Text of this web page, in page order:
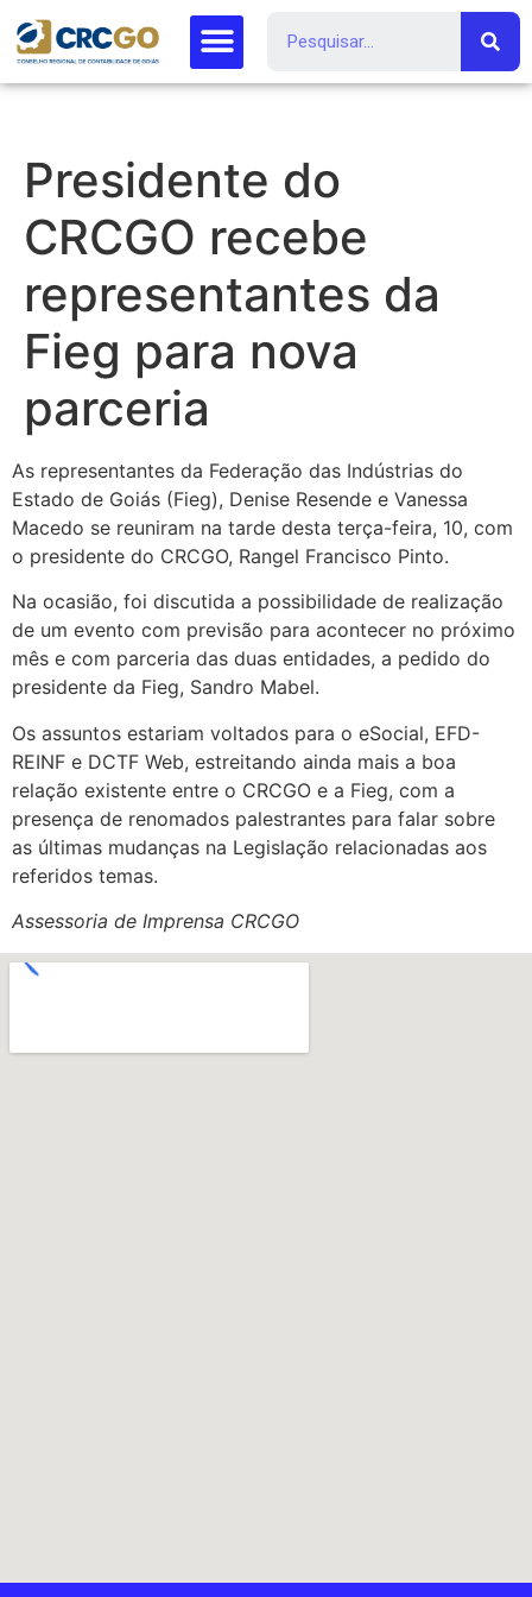
Presidente do
CRCGO recebe
representantes da
Fieg para nova
parceria
As representantes da Federação das Indústrias do
Estado de Goiás (Fieg), Denise Resende e Vanessa
Macedo se reuniram na tarde desta terça-feira, 10, com
o presidente do CRCGO, Rangel Francisco Pinto.
Na ocasião, foi discutida a possibilidade de realização
de um evento com previsão para acontecer no próximo
mês e com parceria das duas entidades, a pedido do
presidente da Fieg, Sandro Mabel.
Os assuntos estariam voltados para o eSocial, EFD-
REINF e DCTF Web, estreitando ainda mais a boa
relação existente entre o CRCGO e a Fieg, com a
presença de renomados palestrantes para falar sobre
as últimas mudanças na Legislação relacionadas aos
referidos temas.
Assessoria de Imprensa CRCGO